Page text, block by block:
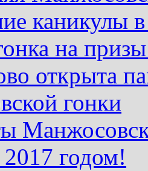
каникулы
на
открыта
гонки
годом!